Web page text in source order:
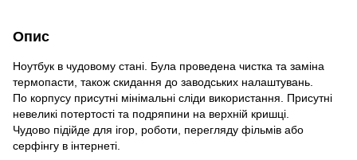
Опис
Ноутбук в чудовому стані. Була проведена чистка та заміна
термопасти, також скидання до заводських налаштувань.
По корпусу присутні мінімальні сліди використання. Присутні
невеликі потертості та подряпини на верхній кришці.
Чудово підійде для ігор, роботи, перегляду фільмів або
серфінгу в інтернеті.